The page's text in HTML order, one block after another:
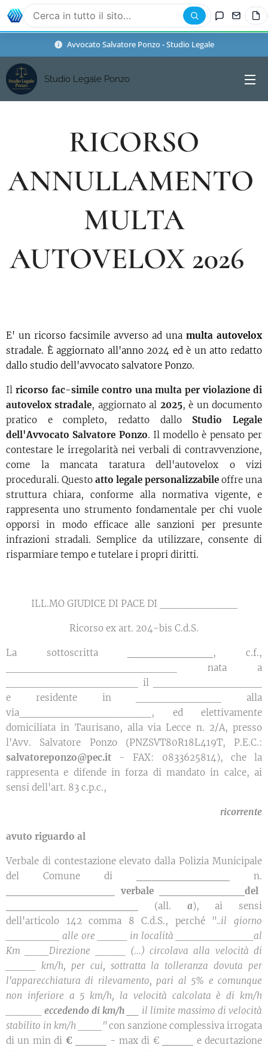
Avvocato Salvatore Ponzo - Studio Legale
Studio Legale Ponzo
RICORSO
ANNULLAMENTO
MULTA
AUTOVELOX 2026
E' un ricorso facsimile avverso ad una multa autovelox
stradale. È aggiornato all'anno 2024 ed è un atto redatto
dallo studio dell'avvocato salvatore Ponzo.
Il ricorso fac-simile contro una multa per violazione di
autovelox stradale, aggiornato al 2025, è un documento
pratico e completo, redatto dalloStudio Legale
dell'Avvocato Salvatore Ponzo. Il modello è pensato per
contestare le irregolarità nei verbali di contravvenzione,
come la mancata taratura dell'autovelox o vizi
procedurali. Questo atto legale personalizzabile offre una
struttura chiara, conforme alla normativa vigente, e
rappresenta uno strumento fondamentale per chi vuole
opporsi in modo efficace alle sanzioni per presunte
infrazioni stradali. Semplice da utilizzare, consente di
risparmiare tempo e tutelare i propri diritti.
ILL.MO GIUDICE DI PACE DI __________
Ricorso ex art. 204-bis C.d.S.
La sottoscritta
, c.f.,
______________________ nata a
_________________ il ______________
e residente in ___________ alla
via_________________, ed elettivamente
domiciliata in Taurisano, alla via Lecce n. 2/A, presso
l'Avv. Salvatore Ponzo (PNZSVT80R18L419T, P.E.C.:
salvatoreponzo@pec.it - FAX: 0833625814), che la
rappresenta e difende in forza di mandato in calce, ai
sensi dell'art. 83 c.p.c.,
ricorrente
avuto riguardo al
Verbale di contestazione elevato dalla Polizia Municipale
del Comune di
n.
______________ verbale ___________del
(all. a), ai sensi
dell'articolo 142 comma 8 C.d.S., perché "..il giorno
_________ alle ore _____ in località _____________al
Km ____Direzione _____ (…) circolava alla velocità di
_____ km/h, per cui, sottratta la tolleranza dovuta per
l'apparecchiatura di rilevamento, pari al 5% e comunque
non inferiore a 5 km/h, la velocità calcolata è di km/h
______eccedendo di km/h __
il limite massimo di velocità
stabilito in km/h ____"con sanzione complessiva irrogata
di un min di € ____ - max di €
e decurtazione